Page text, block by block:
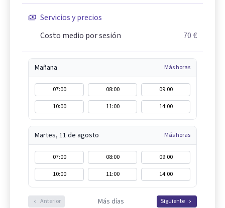
Servicios y precios
Costo medio por sesión
70 €
Mañana Más horas
07:00 08:00
09:00
10:00
11:00 14:00
Martes, 11 de agosto Más horas
07:00 08:00
09:00
10:00
11:00 14:00
Anterior Más días Siguiente